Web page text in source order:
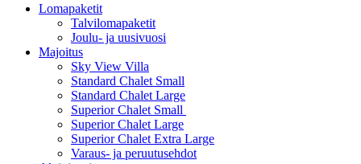
Lomapaketit
Talvilomapaketit
Joulu- ja uusivuosi
Majoitus
Sky View Villa
Standard Chalet Small
Standard Chalet Large
Superior Chalet Small
Superior Chalet Large
Superior Chalet Extra Large
Varaus- ja peruutusehdot